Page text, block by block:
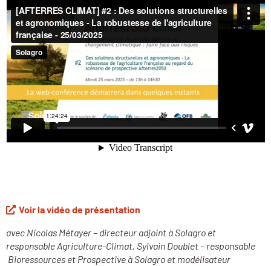
Voir la vidéo de présentation
avec Nicolas Métayer – directeur adjoint à Solagro et
responsable Agriculture-Climat, Sylvain Doublet – responsable
Bioressources et Prospective à Solagro et modélisateur